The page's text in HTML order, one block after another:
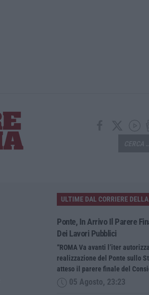
ULTIME DAL CORRIERE
Ponte, In Arrivo Il Parere
Dei Lavori Pubblici
“ROMA Va avanti l’iter
realizzazione del Ponte sullo
atteso il parere finale del
05 Agosto, 23:23